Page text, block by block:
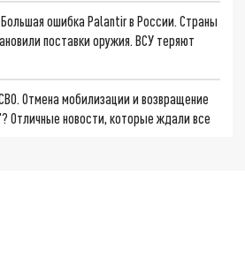
ошибка Palantir в России. Страны
поставки оружия. ВСУ теряют
Отмена мобилизации и возвращение
Отличные новости, которые ждали все